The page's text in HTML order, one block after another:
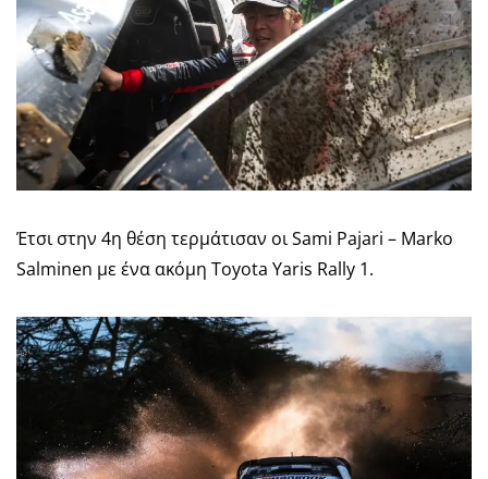
Έτσι στην 4η θέση τερμάτισαν οι Sami Pajari – Marko
Salminen με ένα ακόμη Toyota Yaris Rally 1.